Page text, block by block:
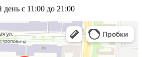
с 11:00 до 21:00